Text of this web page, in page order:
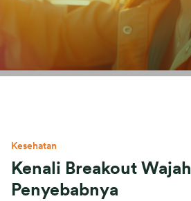
Kesehatan
Kenali Breakout
Penyebabnya